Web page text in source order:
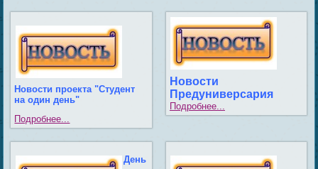
Новости проекта "Студент
на один день"
Подробнее...
Новости
Предуниверсария
Подробнее...
День